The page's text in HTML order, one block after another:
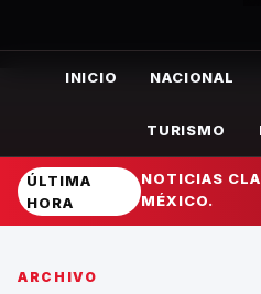
INICIO NACIONAL
TURISMO
ÚLTIMA
HORA
NOTICIAS
MÉXICO.
ARCHIVO